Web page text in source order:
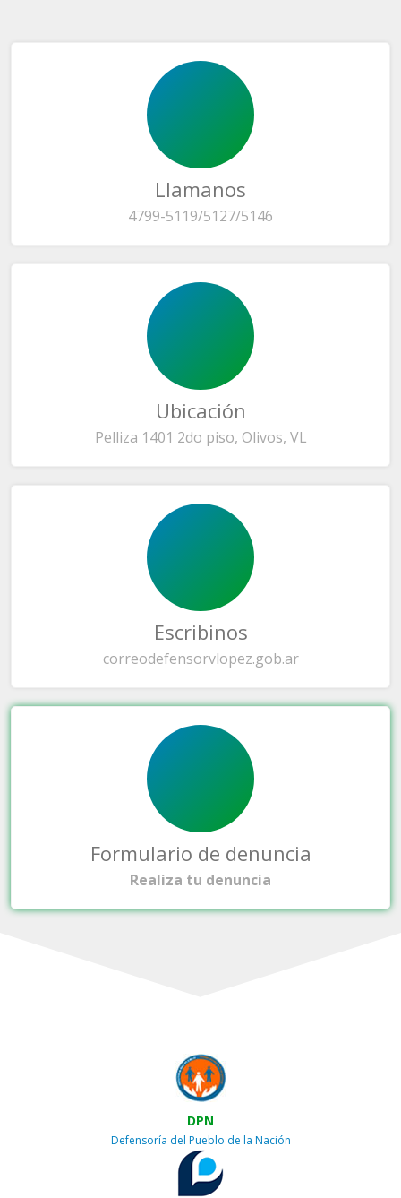
Llamanos
4799-5119/5127/5146
Ubicación
Pelliza 1401 2do piso, Olivos, VL
Escribinos
correodefensorvlopez.gob.ar
Formulario de denuncia
Realiza tu denuncia
DPN
Defensoría del Pueblo de la Nación